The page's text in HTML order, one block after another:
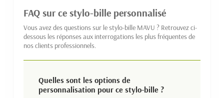
FAQ sur ce stylo-bille personnalisé
Vous avez des questions sur le stylo-bille MAVU ? Retrouvez ci-
dessous les réponses aux interrogations les plus fréquentes de
nos clients professionnels.
Quelles sont les options de
personnalisation pour ce stylo-bille ?